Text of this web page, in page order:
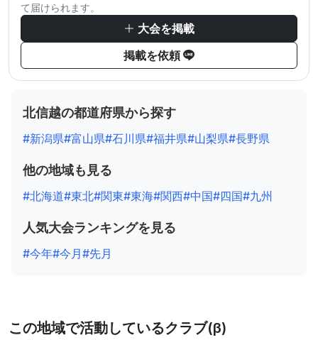
て届けられます。
大会を掲載
掲載を依頼
北信越の都道府県から探す
#新潟県#富山県#石川県#福井県#山梨県#長野県
他の地域も見る
#北海道#東北#関東#東海#関西#中国#四国#九州
人気大会ランキングを見る
#今年#今月#先月
この地域で活動しているクラブ(β)